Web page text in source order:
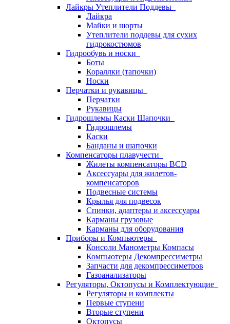
Лайкры Утеплители Поддевы
Лайкра
Майки и шорты
Утеплители поддевы для сухих
гидрокостюмов
Гидрообувь и носки
Боты
Кораллки (тапочки)
Носки
Перчатки и рукавицы
Перчатки
Рукавицы
Гидрошлемы Каски Шапочки
Гидрошлемы
Каски
Банданы и шапочки
Компенсаторы плавучести
Жилеты компенсаторы BCD
Аксессуары для жилетов-
компенсаторов
Подвесные системы
Крылья для подвесок
Спинки, адаптеры и аксессуары
Карманы грузовые
Карманы для оборудования
Приборы и Компьютеры
Консоли Манометры Компасы
Компьютеры Декомпрессиметры
Запчасти для декомпрессиметров
Газоанализаторы
Регуляторы, Октопусы и Комплектующие
Регуляторы и комплекты
Первые ступени
Вторые ступени
Октопусы